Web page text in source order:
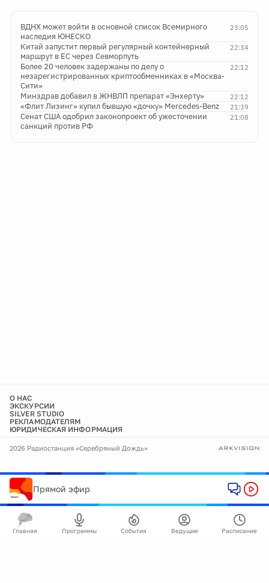
23:05
ВДНХ может войти в основной список Всемирного
наследия ЮНЕСКО
22:34
Китай запустит первый регулярный контейнерный
маршрут в ЕС через Севморпуть
22:12
Более 20 человек задержаны по делу о
незарегистрированных криптообменниках в «Москва-
Сити»
22:12
Минздрав добавил в ЖНВЛП препарат «Энхерту»
21:39
«Флит Лизинг» купил бывшую «дочку» Mercedes-Benz
21:08
Сенат США одобрил законопроект об ужесточении
санкций против РФ
О НАС
ЭКСКУРСИИ
SILVER STUDIO
РЕКЛАМОДАТЕЛЯМ
ЮРИДИЧЕСКАЯ ИНФОРМАЦИЯ
2026 Радиостанция «Серебряный Дождь»
Прямой эфир
Главная Программы События Ведущие Расписание